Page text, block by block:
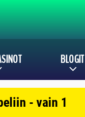
BLOGIT
- vain 1